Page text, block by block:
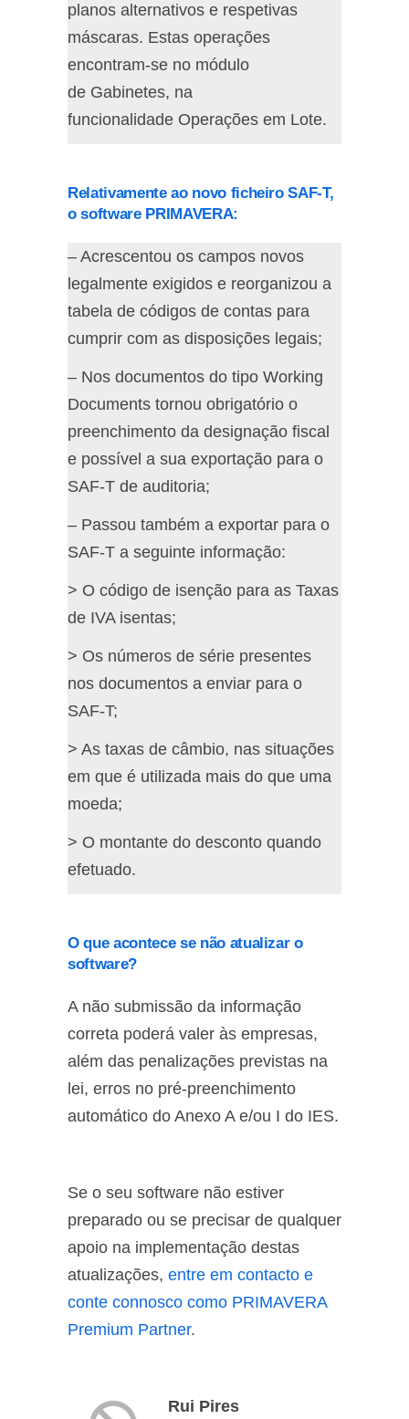
planos alternativos e respetivas
máscaras. Estas operações
encontram-se no módulo
de Gabinetes, na
funcionalidade Operações em Lote.
Relativamente ao novo ficheiro SAF-T,
o software PRIMAVERA:
– Acrescentou os campos novos
legalmente exigidos e reorganizou a
tabela de códigos de contas para
cumprir com as disposições legais;
– Nos documentos do tipo Working
Documents tornou obrigatório o
preenchimento da designação fiscal
e possível a sua exportação para o
SAF-T de auditoria;
– Passou também a exportar para o
SAF-T a seguinte informação:
> O código de isenção para as Taxas
de IVA isentas;
> Os números de série presentes
nos documentos a enviar para o
SAF-T;
> As taxas de câmbio, nas situações
em que é utilizada mais do que uma
moeda;
> O montante do desconto quando
efetuado.
O que acontece se não atualizar o
software?
A não submissão da informação
correta poderá valer às empresas,
além das penalizações previstas na
lei, erros no pré-preenchimento
automático do Anexo A e/ou I do IES.
Se o seu software não estiver
preparado ou se precisar de qualquer
apoio na implementação destas
atualizações, entre em contacto e
conte connosco como PRIMAVERA
Premium Partner.
Rui Pires